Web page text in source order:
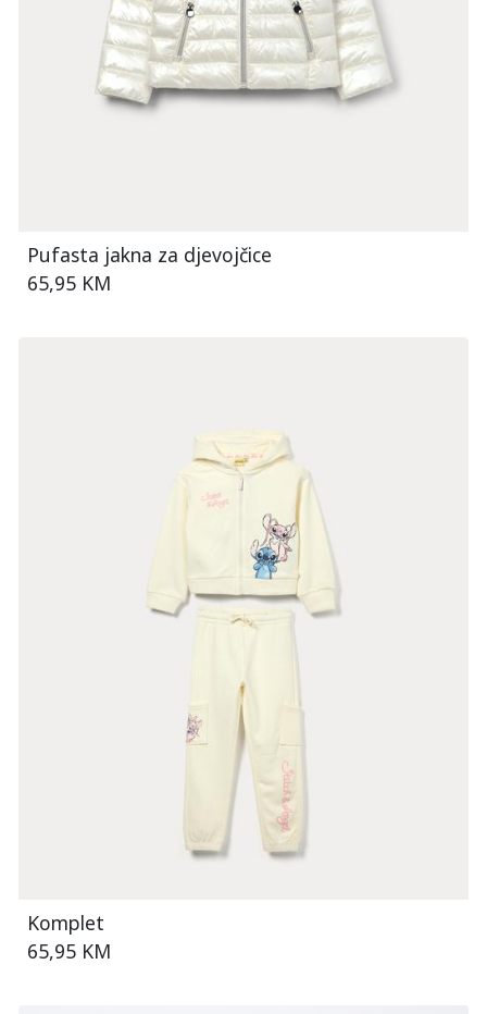
Pufasta jakna za djevojčice
65,95 KM
Komplet
65,95 KM